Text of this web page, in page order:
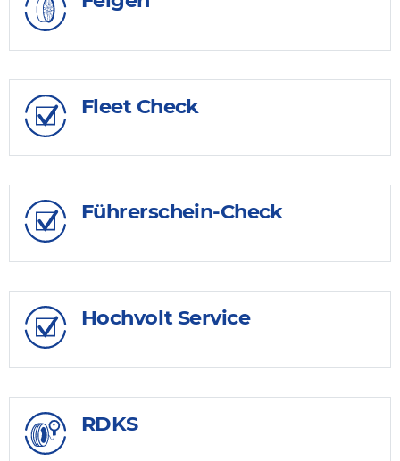
Fleet Check
Führerschein-Check
Hochvolt Service
RDKS